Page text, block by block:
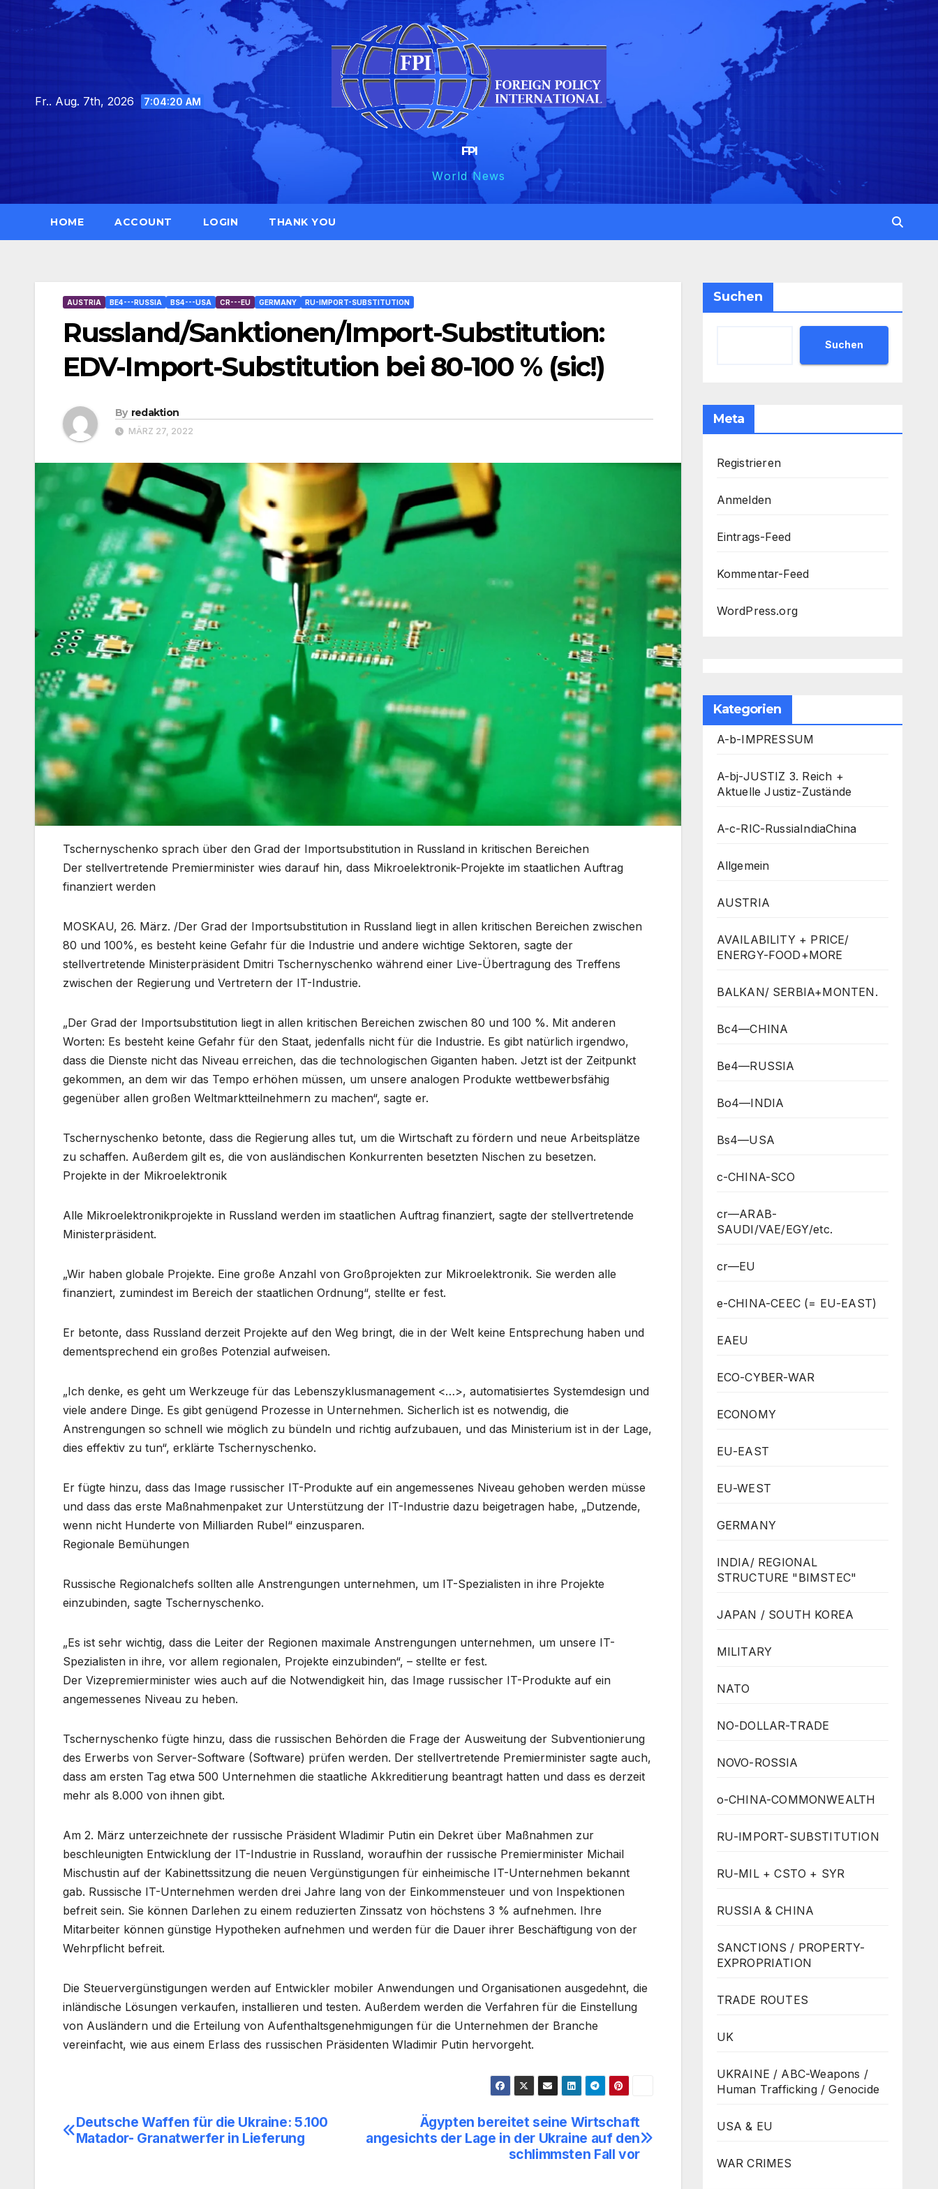
Fr.. Aug. 7th, 2026 7:04:22 AM
FPI
World News
HOME ACCOUNT LOGIN THANK YOU
AUSTRIA BE4---RUSSIA BS4---USA CR---EU GERMANY RU-IMPORT-SUBSTITUTION
Russland/Sanktionen/Import-Substitution:
EDV-Import-Substitution bei 80-100 % (sic!)
By redaktion
MÄRZ 27, 2022
Tschernyschenko sprach über den Grad der Importsubstitution in Russland in kritischen Bereichen
Der stellvertretende Premierminister wies darauf hin, dass Mikroelektronik-Projekte im staatlichen Auftrag
finanziert werden
MOSKAU, 26. März. /Der Grad der Importsubstitution in Russland liegt in allen kritischen Bereichen zwischen
80 und 100%, es besteht keine Gefahr für die Industrie und andere wichtige Sektoren, sagte der
stellvertretende Ministerpräsident Dmitri Tschernyschenko während einer Live-Übertragung des Treffens
zwischen der Regierung und Vertretern der IT-Industrie.
„Der Grad der Importsubstitution liegt in allen kritischen Bereichen zwischen 80 und 100 %. Mit anderen
Worten: Es besteht keine Gefahr für den Staat, jedenfalls nicht für die Industrie. Es gibt natürlich irgendwo,
dass die Dienste nicht das Niveau erreichen, das die technologischen Giganten haben. Jetzt ist der Zeitpunkt
gekommen, an dem wir das Tempo erhöhen müssen, um unsere analogen Produkte wettbewerbsfähig
gegenüber allen großen Weltmarktteilnehmern zu machen“, sagte er.
Tschernyschenko betonte, dass die Regierung alles tut, um die Wirtschaft zu fördern und neue Arbeitsplätze
zu schaffen. Außerdem gilt es, die von ausländischen Konkurrenten besetzten Nischen zu besetzen.
Projekte in der Mikroelektronik
Alle Mikroelektronikprojekte in Russland werden im staatlichen Auftrag finanziert, sagte der stellvertretende
Ministerpräsident.
„Wir haben globale Projekte. Eine große Anzahl von Großprojekten zur Mikroelektronik. Sie werden alle
finanziert, zumindest im Bereich der staatlichen Ordnung“, stellte er fest.
Er betonte, dass Russland derzeit Projekte auf den Weg bringt, die in der Welt keine Entsprechung haben und
dementsprechend ein großes Potenzial aufweisen.
„Ich denke, es geht um Werkzeuge für das Lebenszyklusmanagement <…>, automatisiertes Systemdesign und
viele andere Dinge. Es gibt genügend Prozesse in Unternehmen. Sicherlich ist es notwendig, die
Anstrengungen so schnell wie möglich zu bündeln und richtig aufzubauen, und das Ministerium ist in der Lage,
dies effektiv zu tun“, erklärte Tschernyschenko.
Er fügte hinzu, dass das Image russischer IT-Produkte auf ein angemessenes Niveau gehoben werden müsse
und dass das erste Maßnahmenpaket zur Unterstützung der IT-Industrie dazu beigetragen habe, „Dutzende,
wenn nicht Hunderte von Milliarden Rubel“ einzusparen.
Regionale Bemühungen
Russische Regionalchefs sollten alle Anstrengungen unternehmen, um IT-Spezialisten in ihre Projekte
einzubinden, sagte Tschernyschenko.
„Es ist sehr wichtig, dass die Leiter der Regionen maximale Anstrengungen unternehmen, um unsere IT-
Spezialisten in ihre, vor allem regionalen, Projekte einzubinden“, – stellte er fest.
Der Vizepremierminister wies auch auf die Notwendigkeit hin, das Image russischer IT-Produkte auf ein
angemessenes Niveau zu heben.
Tschernyschenko fügte hinzu, dass die russischen Behörden die Frage der Ausweitung der Subventionierung
des Erwerbs von Server-Software (Software) prüfen werden. Der stellvertretende Premierminister sagte auch,
dass am ersten Tag etwa 500 Unternehmen die staatliche Akkreditierung beantragt hatten und dass es derzeit
mehr als 8.000 von ihnen gibt.
Am 2. März unterzeichnete der russische Präsident Wladimir Putin ein Dekret über Maßnahmen zur
beschleunigten Entwicklung der IT-Industrie in Russland, woraufhin der russische Premierminister Michail
Mischustin auf der Kabinettssitzung die neuen Vergünstigungen für einheimische IT-Unternehmen bekannt
gab. Russische IT-Unternehmen werden drei Jahre lang von der Einkommensteuer und von Inspektionen
befreit sein. Sie können Darlehen zu einem reduzierten Zinssatz von höchstens 3 % aufnehmen. Ihre
Mitarbeiter können günstige Hypotheken aufnehmen und werden für die Dauer ihrer Beschäftigung von der
Wehrpflicht befreit.
Die Steuervergünstigungen werden auf Entwickler mobiler Anwendungen und Organisationen ausgedehnt, die
inländische Lösungen verkaufen, installieren und testen. Außerdem werden die Verfahren für die Einstellung
von Ausländern und die Erteilung von Aufenthaltsgenehmigungen für die Unternehmen der Branche
vereinfacht, wie aus einem Erlass des russischen Präsidenten Wladimir Putin hervorgeht.
Beitragsnavigation
Ägypten bereitet seine Wirtschaft
angesichts der Lage in der Ukraine auf den
schlimmsten Fall vor
Deutsche Waffen für die Ukraine: 5.100
Matador- Granatwerfer in Lieferung
Suchen
Suchen
Meta
Registrieren
Anmelden
Eintrags-Feed
Kommentar-Feed
WordPress.org
Kategorien
A-b-IMPRESSUM
A-bj-JUSTIZ 3. Reich +
Aktuelle Justiz-Zustände
A-c-RIC-RussiaIndiaChina
Allgemein
AUSTRIA
AVAILABILITY + PRICE/
ENERGY-FOOD+MORE
BALKAN/ SERBIA+MONTEN.
Bc4—CHINA
Be4—RUSSIA
Bo4—INDIA
Bs4—USA
c-CHINA-SCO
cr—ARAB-
SAUDI/VAE/EGY/etc.
cr—EU
e-CHINA-CEEC (= EU-EAST)
EAEU
ECO-CYBER-WAR
ECONOMY
EU-EAST
EU-WEST
GERMANY
INDIA/ REGIONAL
STRUCTURE "BIMSTEC"
JAPAN / SOUTH KOREA
MILITARY
NATO
NO-DOLLAR-TRADE
NOVO-ROSSIA
o-CHINA-COMMONWEALTH
RU-IMPORT-SUBSTITUTION
RU-MIL + CSTO + SYR
RUSSIA & CHINA
SANCTIONS / PROPERTY-
EXPROPRIATION
TRADE ROUTES
UK
UKRAINE / ABC-Weapons /
Human Trafficking / Genocide
USA & EU
WAR CRIMES